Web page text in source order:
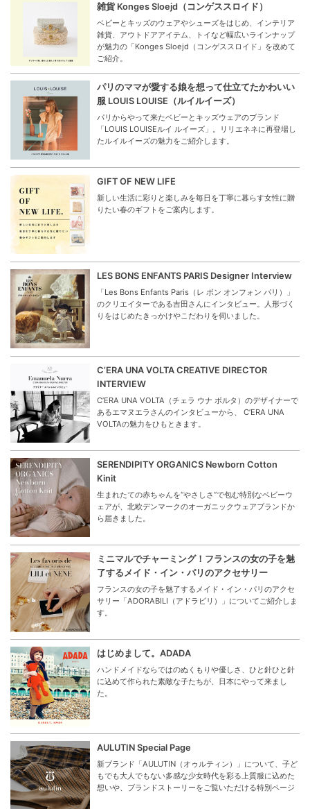
雑貨 Konges Sloejd（コンゲススロイド）
ベビーとキッズのウェアやシューズをはじめ、インテリア
雑貨、アウトドアアイテム、トイなど幅広いラインナップ
が魅力の「Konges Sloejd（コンゲススロイド」を改めて
ご紹介。
パリのママが愛する娘を想って仕立てたかわいい
服 LOUIS LOUISE（ルイルイーズ）
パリからやって来たベビーとキッズウェアのブランド
「LOUIS LOUISEルイ ルイーズ」。リリエネネに再登場し
たルイルイーズの魅力をご紹介します。
GIFT OF NEW LIFE
新しい生活に彩りと楽しみを毎日を丁寧に暮らす女性に贈
りたい春のギフトをご案内します。
LES BONS ENFANTS PARIS Designer Interview
「Les Bons Enfants Paris（レ ボン オンフォン パリ）」
のクリエイターである吉田さんにインタビュー。人形づく
りをはじめたきっかけやこだわりを伺いました。
C’ERA UNA VOLTA CREATIVE DIRECTOR
INTERVIEW
C’ERA UNA VOLTA（チェラ ウナ ボルタ）のデザイナーで
あるエマヌエラさんのインタビューから、 C’ERA UNA
VOLTAの魅力をひもときます。
SERENDIPITY ORGANICS Newborn Cotton
Kinit
生まれたての赤ちゃんを“やさしさ”で包む特別なベビーウ
ェアが、北欧デンマークのオーガニックウェアブランドか
ら届きました。
ミニマルでチャーミング！フランスの女の子を魅
了するメイド・イン・パリのアクセサリー
フランスの女の子を魅了するメイド・イン・パリのアクセ
サリー「ADORABILI（アドラビリ）」についてご紹介しま
す。
はじめまして。ADADA
ハンドメイドならではのぬくもりや優しさ、ひと針ひと針
に込めて作られた素敵な子たちが、日本にやって来まし
た。
AULUTIN Special Page
新ブランド「AULUTIN（オゥルティン）」について、子ど
もでも大人でもない多感な少女時代を彩る上質服に込めた
想いや、ブランドストーリーをご覧いただける特別ページ